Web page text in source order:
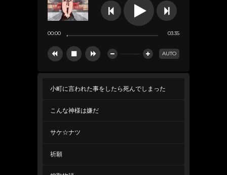
 

00:00 03:35

 
 AUTO
小町に言われた事をしたら死んでしまった
こんな神様は嫌だ
サケ☆ナツ
祈願